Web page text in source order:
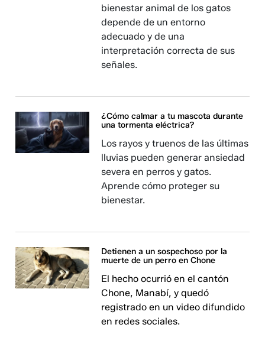
bienestar animal de los gatos
depende de un entorno
adecuado y de una
interpretación correcta de sus
señales.
¿Cómo calmar a tu mascota durante
una tormenta eléctrica?
Los rayos y truenos de las últimas
lluvias pueden generar ansiedad
severa en perros y gatos.
Aprende cómo proteger su
bienestar.
Detienen a un sospechoso por la
muerte de un perro en Chone
El hecho ocurrió en el cantón
Chone, Manabí, y quedó
registrado en un video difundido
en redes sociales.